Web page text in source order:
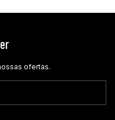
ofertas.